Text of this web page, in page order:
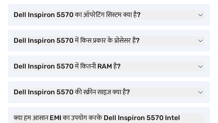
Dell Inspiron 5570 का ऑपरेटिंग सिस्टम क्या है?
Dell Inspiron 5570 में किस प्रकार के प्रोसेसर हैं?
Dell Inspiron 5570 में कितनी RAM है?
Dell Inspiron 5570 की स्क्रीन साइज़ क्या है?
क्या हम आसान EMI का उपयोग करके Dell Inspiron 5570 Intel